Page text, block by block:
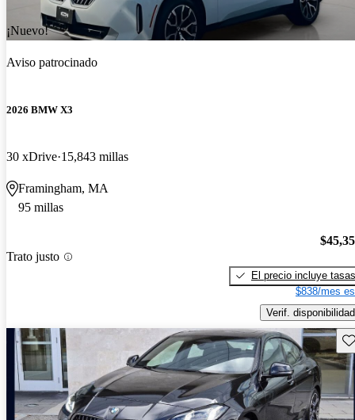
¡Nuevo!
Aviso patrocinado
2026 BMW X3
30 xDrive 15,843 millas
Framingham, MA
95 millas
Trato justo
El precio incluye tasas
$838/mes
Verif. disponibilidad